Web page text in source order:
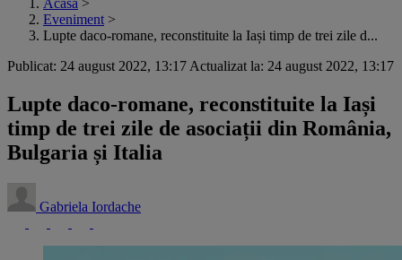
Acasă >
Eveniment >
Lupte daco-romane, reconstituite la Iași timp de trei zile d...
Publicat: 24 august 2022, 13:17 Actualizat la: 24 august 2022, 13:17
Lupte daco-romane, reconstituite la Iași
timp de trei zile de asociații din România,
Bulgaria și Italia
Gabriela Iordache